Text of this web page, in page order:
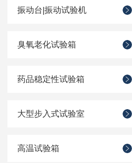
振动台|振动试验机
臭氧老化试验箱
药品稳定性试验箱
大型步入式试验室
高温试验箱